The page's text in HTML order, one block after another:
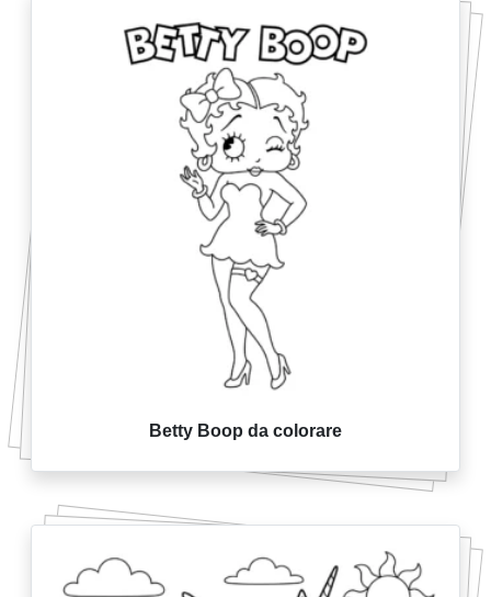
Betty Boop da colorare